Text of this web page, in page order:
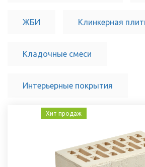
ЖБИ Клинкерная
Кладочные смеси
Интерьерные покрытия
Хит продаж